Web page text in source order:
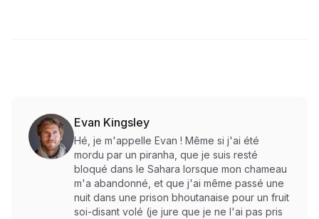
Evan Kingsley
Hé, je m'appelle Evan ! Même si j'ai été
mordu par un piranha, que je suis resté
bloqué dans le Sahara lorsque mon chameau
m'a abandonné, et que j'ai même passé une
nuit dans une prison bhoutanaise pour un fruit
soi-disant volé (je jure que je ne l'ai pas pris